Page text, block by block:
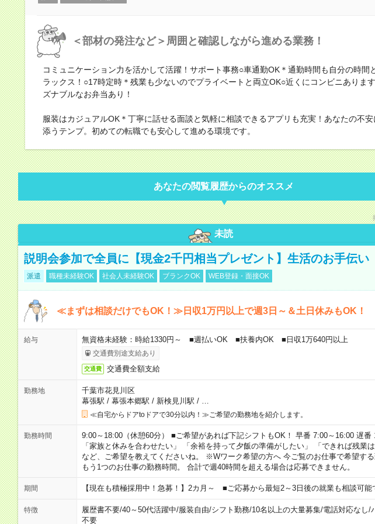
＜部材の発注など＞周囲と確認しながら進める業務！
コミュニケーション力を活かして活躍！サポート事務○車通勤OK＊通勤時間も自分の時間
ラックス！○17時定時＊残業も少ないのでプライベートと両立OK○近くにコンビニありま
ズナブルなお弁当あり！
服装はカジュアルOK＊丁寧に話せる面談と気軽に相談できるアプリも充実！あなたの不安
添うテンプ。初めての転職でも安心して進める環境です。
あなたの閲覧履歴からのオススメ
未読
説明会参加で全員に【現金2千円相当プレゼント】生活のお手伝い
派遣 職種未経験OK 社会人未経験OK ブランクOK WEB登録・面接OK
≪まずは相談だけでもOK！≫日収1万円以上で週3日～＆土日休みもOK！
給与 無資格未経験：時給1330円～ ■週払いOK ■扶養内OK ■日収1万640円以上
交通費別途支給あり
交通費 交通費全額支給
勤務地
千葉市花見川区
幕張駅 / 幕張本郷駅 / 新検見川駅 /
≪自宅からドアtoドアで30分以内！≫ご希望の勤務地を紹介します。
勤務時間
9:00～18:00（休憩60分） ■ご希望があれば下記シフトもOK！ 早番 7:00～16:00 遅番
「家族と休みを合わせたい」 「余裕を持って夕飯の準備がしたい」 「できれば残業は
など、ご希望を教えてくださいね。 ※Wワーク希望の方へ 今ご覧のお仕事で希望する
もう1つのお仕事の勤務時間。 合計で週40時間を超える場合は応募できません。
期間 【現在も積極採用中！急募！】2カ月～ ■ご応募から最短2～3日後の就業も相談可能
特徴 履歴書不要/40～50代活躍中/服装自由/シフト勤務/10名以上の大量募集/電話対応なし/
不要